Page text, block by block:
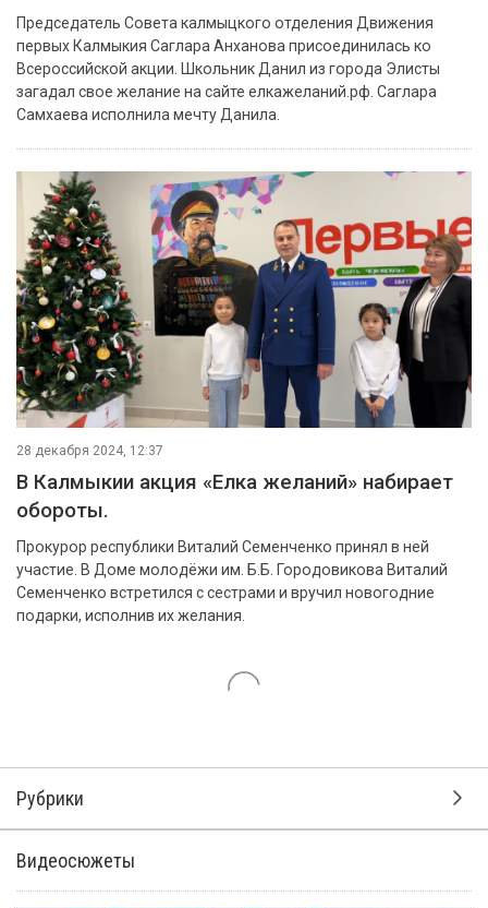
Председатель Совета калмыцкого отделения Движения
первых Калмыкия Саглара Анханова присоединилась ко
Всероссийской акции. Школьник Данил из города Элисты
загадал свое желание на сайте елкажеланий.рф. Саглара
Самхаева исполнила мечту Данила.
28 декабря 2024, 12:37
В Калмыкии акция «Елка желаний» набирает
обороты.
Прокурор республики Виталий Семенченко принял в ней
участие. В Доме молодёжи им. Б.Б. Городовикова Виталий
Семенченко встретился с сестрами и вручил новогодние
подарки, исполнив их желания.
Рубрики
Видеосюжеты